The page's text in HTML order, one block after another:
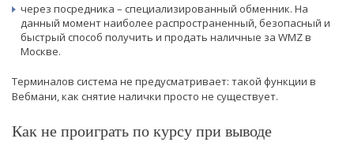
через посредника – специализированный обменник. На
данный момент наиболее распространенный, безопасный и
быстрый способ получить и продать наличные за WMZ в
Москве.
Терминалов система не предусматривает: такой функции в
Вебмани, как снятие налички просто не существует.
Как не проиграть по курсу при выводе